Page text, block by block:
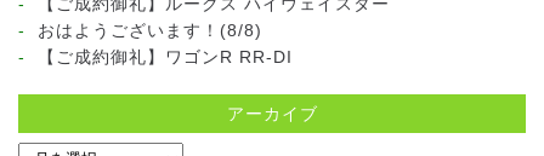
【ご成約御礼】ルークス ハイウェイスター
おはようございます！(8/8)
【ご成約御礼】ワゴンR RR-DI
アーカイブ